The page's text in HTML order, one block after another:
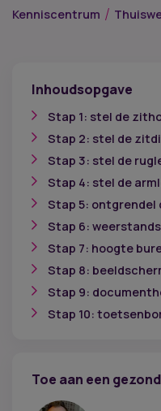
Kenniscentrum
Inhoudsopgave
Stap 1: stel de
Stap 2: stel de
Stap 3: stel de
Stap 4: stel de
Stap 5: ontgrendel
Stap 6:
Stap 7: hoogte
Stap 8:
Stap 9:
Stap 10:
Toe aan een